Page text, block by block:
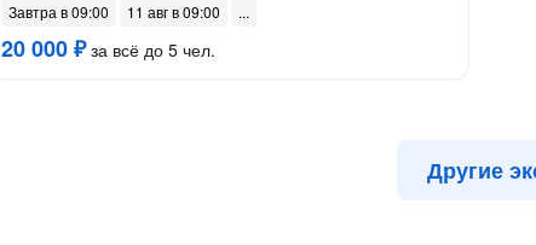
Завтра в 09:00 11 авг в 09:00
20 000 ₽за всё до 5 чел.
Другие